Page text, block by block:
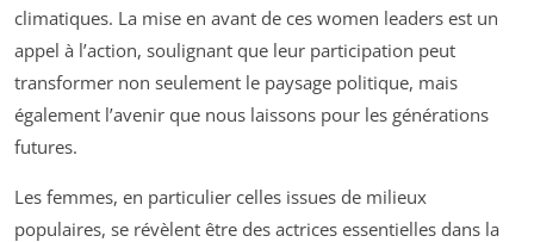
climatiques. La mise en avant de ces women leaders est un
appel à l’action, soulignant que leur participation peut
transformer non seulement le paysage politique, mais
également l’avenir que nous laissons pour les générations
futures.
Les femmes, en particulier celles issues de milieux
populaires, se révèlent être des actrices essentielles dans la